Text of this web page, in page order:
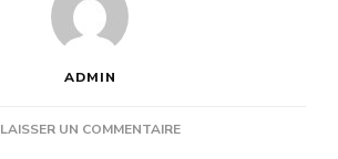
ADMIN
LAISSER UN COMMENTAIRESUR